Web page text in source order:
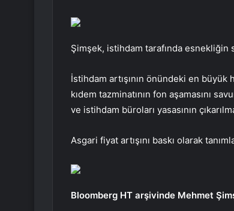
Şimşek, istihdam tarafında
İstihdam artışının önündeki en büyük
kıdem tazminatının fon aşamasını
ve istihdam büroları yasasının
Asgari fiyat artışını baskı olarak
Bloomberg HT arşivinde Mehmet